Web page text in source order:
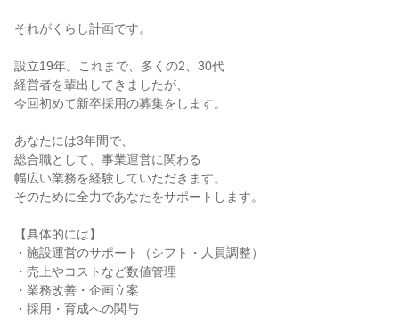
それがくらし計画です。
設立19年。これまで、多くの2、30代
経営者を輩出してきましたが、
今回初めて新卒採用の募集をします。
あなたには3年間で、
総合職として、事業運営に関わる
幅広い業務を経験していただきます。
そのために全力であなたをサポートします。
【具体的には】
・施設運営のサポート（シフト・人員調整）
・売上やコストなど数値管理
・業務改善・企画立案
・採用・育成への関与